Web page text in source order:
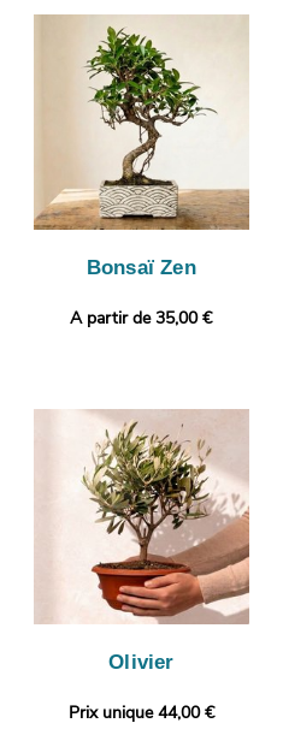
Bonsaï Zen
A partir de 35,00 €
Olivier
Prix unique 44,00 €